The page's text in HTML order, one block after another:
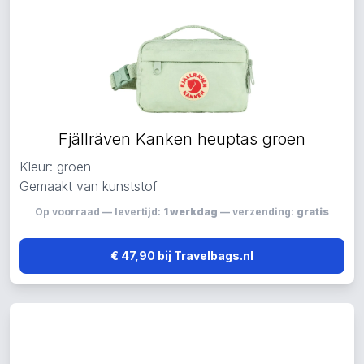
Fjällräven Kanken heuptas groen
Kleur: groen
Gemaakt van kunststof
Op voorraad — levertijd: 1 werkdag — verzending: gratis
€ 47,90 bij Travelbags.nl